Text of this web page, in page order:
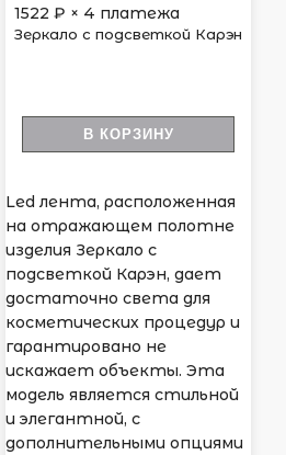
1522 ₽ × 4 платежа
Зеркало с подсветкой Карэн
В КОРЗИНУ
Led лента, расположенная
на отражающем полотне
изделия Зеркало с
подсветкой Карэн, дает
достаточно света для
косметических процедур и
гарантировано не
искажает объекты. Эта
модель является стильной
и элегантной, с
дополнительными опциями